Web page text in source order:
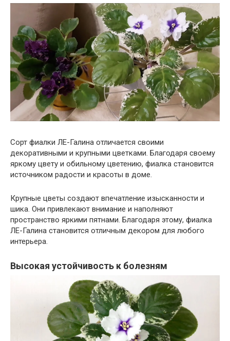
Сорт фиалки ЛЕ-Галина отличается своими
декоративными и крупными цветками. Благодаря своему
яркому цвету и обильному цветению, фиалка становится
источником радости и красоты в доме.
Крупные цветы создают впечатление изысканности и
шика. Они привлекают внимание и наполняют
пространство яркими пятнами. Благодаря этому, фиалка
ЛЕ-Галина становится отличным декором для любого
интерьера.
Высокая устойчивость к болезням